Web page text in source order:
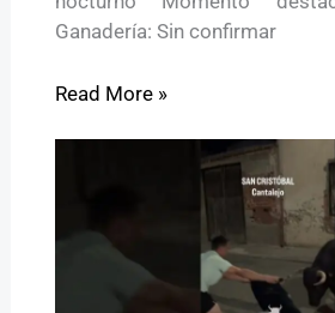
Ganadería: Sin confirmar
Read More »